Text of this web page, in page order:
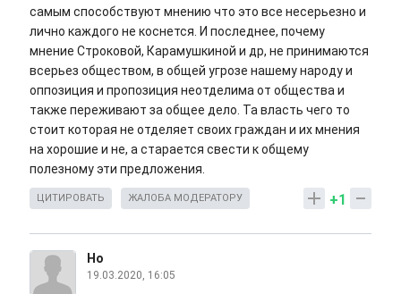
самым способствуют мнению что это все несерьезно и
лично каждого не коснется. И последнее, почему
мнение Строковой, Карамушкиной и др, не принимаются
всерьез обществом, в общей угрозе нашему народу и
оппозиция и пропозиция неотделима от общества и
также переживают за общее дело. Та власть чего то
стоит которая не отделяет своих граждан и их мнения
на хорошие и не, а старается свести к общему
полезному эти предложения.
+1
ЦИТИРОВАТЬ ЖАЛОБА МОДЕРАТОРУ
Но
19.03.2020, 16:05